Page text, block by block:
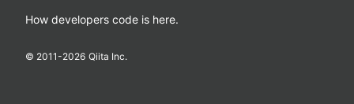
How developers code is here.
© 2011-2026 Qiita Inc.